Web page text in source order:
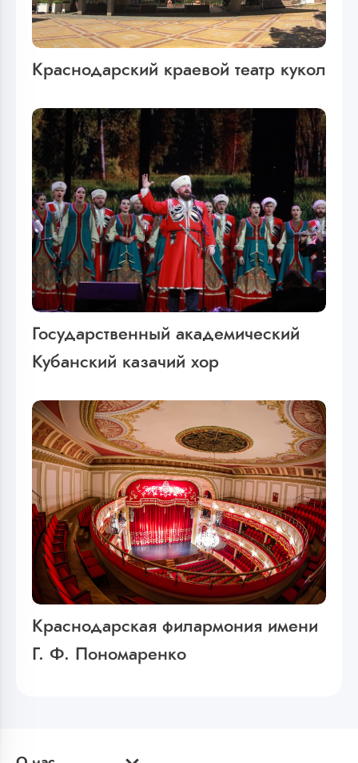
Краснодарский краевой театр кукол
Государственный академический
Кубанский казачий хор
Краснодарская филармония имени
Г. Ф. Пономаренко